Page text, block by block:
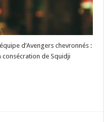
d’Avengers chevronnés :
consécration de Squidji